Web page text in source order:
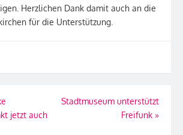
Herzlichen Dank damit auch an die
für die Unterstützung.
jetzt auch
Stadtmuseum unterstützt
Freifunk »